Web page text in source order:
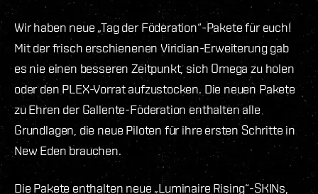
Wir haben neue „Tag der Föderation“-Pakete für euch!
Mit der frisch erschienenen Viridian-Erweiterung gab
es nie einen besseren Zeitpunkt, sich Omega zu holen
oder den PLEX-Vorrat aufzustocken. Die neuen Pakete
zu Ehren der Gallente-Föderation enthalten alle
Grundlagen, die neue Piloten für ihre ersten Schritte in
New Eden brauchen.
Die Pakete enthalten neue „Luminaire Rising“-SKINs,